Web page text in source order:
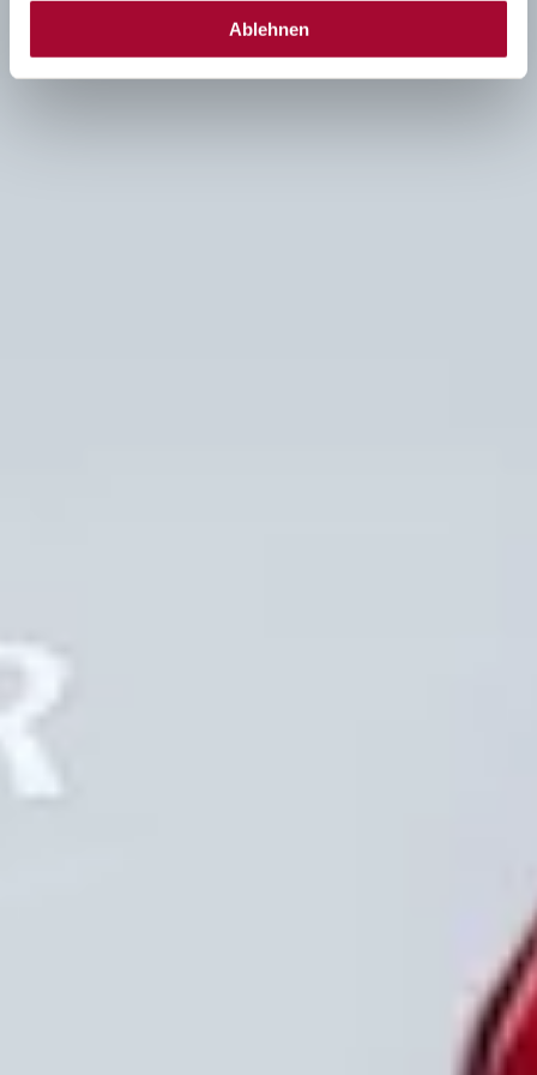
Ablehnen